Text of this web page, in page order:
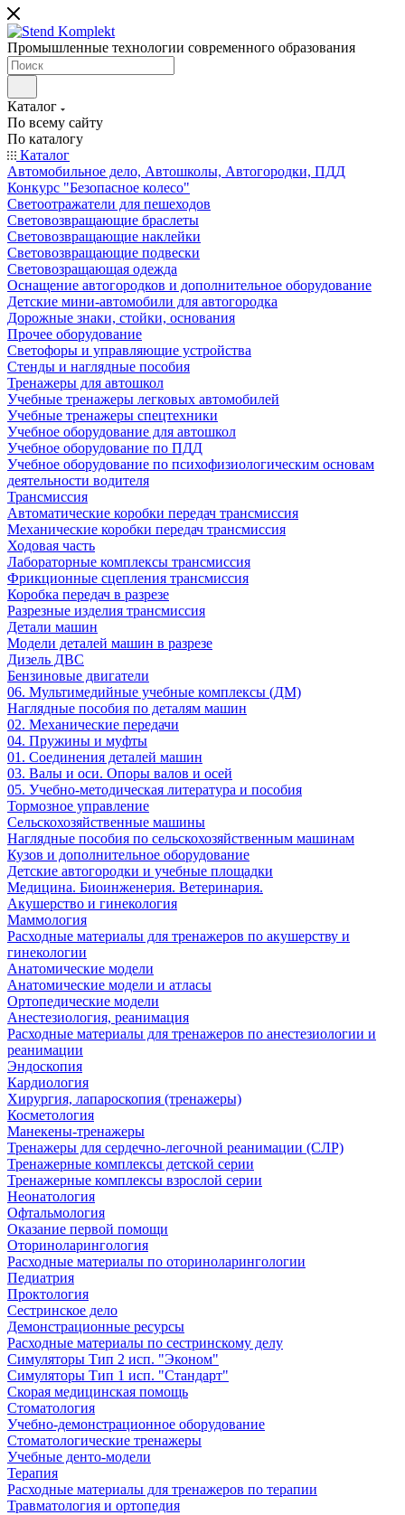
Промышленные технологии современного образования
Каталог
По всему сайту
По каталогу
Каталог
Автомобильное дело, Автошколы, Автогородки, ПДД
Конкурс "Безопасное колесо"
Светоотражатели для пешеходов
Световозвращающие браслеты
Световозвращающие наклейки
Световозвращающие подвески
Световозращающая одежда
Оснащение автогородков и дополнительное оборудование
Детские мини-автомобили для автогородка
Дорожные знаки, стойки, основания
Прочее оборудование
Светофоры и управляющие устройства
Стенды и наглядные пособия
Тренажеры для автошкол
Учебные тренажеры легковых автомобилей
Учебные тренажеры спецтехники
Учебное оборудование для автошкол
Учебное оборудование по ПДД
Учебное оборудование по психофизиологическим основам
деятельности водителя
Трансмиссия
Автоматические коробки передач трансмиссия
Механические коробки передач трансмиссия
Ходовая часть
Лабораторные комплексы трансмиссия
Фрикционные сцепления трансмиссия
Коробка передач в разрезе
Разрезные изделия трансмиссия
Детали машин
Модели деталей машин в разрезе
Дизель ДВС
Бензиновые двигатели
06. Мультимедийные учебные комплексы (ДМ)
Наглядные пособия по деталям машин
02. Механические передачи
04. Пружины и муфты
01. Соединения деталей машин
03. Валы и оси. Опоры валов и осей
05. Учебно-методическая литература и пособия
Тормозное управление
Сельскохозяйственные машины
Наглядные пособия по сельскохозяйственным машинам
Кузов и дополнительное оборудование
Детские автогородки и учебные площадки
Медицина. Биоинженерия. Ветеринария.
Акушерство и гинекология
Маммология
Расходные материалы для тренажеров по акушерству и
гинекологии
Анатомические модели
Анатомические модели и атласы
Ортопедические модели
Анестезиология, реанимация
Расходные материалы для тренажеров по анестезиологии и
реанимации
Эндоскопия
Кардиология
Хирургия, лапароскопия (тренажеры)
Косметология
Манекены-тренажеры
Тренажеры для сердечно-легочной реанимации (СЛР)
Тренажерные комплексы детской серии
Тренажерные комплексы взрослой серии
Неонатология
Офтальмология
Оказание первой помощи
Оториноларингология
Расходные материалы по оториноларингологии
Педиатрия
Проктология
Сестринское дело
Демонстрационные ресурсы
Расходные материалы по сестринскому делу
Симуляторы Тип 2 исп. "Эконом"
Симуляторы Тип 1 исп. "Стандарт"
Скорая медицинская помощь
Стоматология
Учебно-демонстрационное оборудование
Стоматологические тренажеры
Учебные денто-модели
Терапия
Расходные материалы для тренажеров по терапии
Травматология и ортопедия